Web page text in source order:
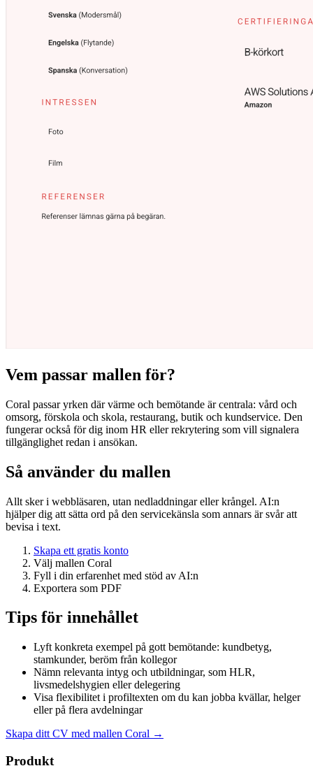
Vem passar mallen för?
Coral passar yrken där värme och bemötande är centrala: vård och
omsorg, förskola och skola, restaurang, butik och kundservice. Den
fungerar också för dig inom HR eller rekrytering som vill signalera
tillgänglighet redan i ansökan.
Så använder du mallen
Allt sker i webbläsaren, utan nedladdningar eller krångel. AI:n
hjälper dig att sätta ord på den servicekänsla som annars är svår att
bevisa i text.
Skapa ett gratis konto
Välj mallen Coral
Fyll i din erfarenhet med stöd av AI:n
Exportera som PDF
Tips för innehållet
Lyft konkreta exempel på gott bemötande: kundbetyg,
stamkunder, beröm från kollegor
Nämn relevanta intyg och utbildningar, som HLR,
livsmedelshygien eller delegering
Visa flexibilitet i profiltexten om du kan jobba kvällar, helger
eller på flera avdelningar
Skapa ditt CV med mallen Coral →
Produkt